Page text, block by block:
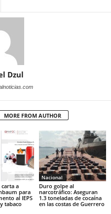
Dzul
MORE FROM AUTHOR
carta a
para
al IEPS
tabaco
Nacional
Duro golpe al
narcotráfico: Aseguran
1.3 toneladas de cocaína
en las costas de Guerrero